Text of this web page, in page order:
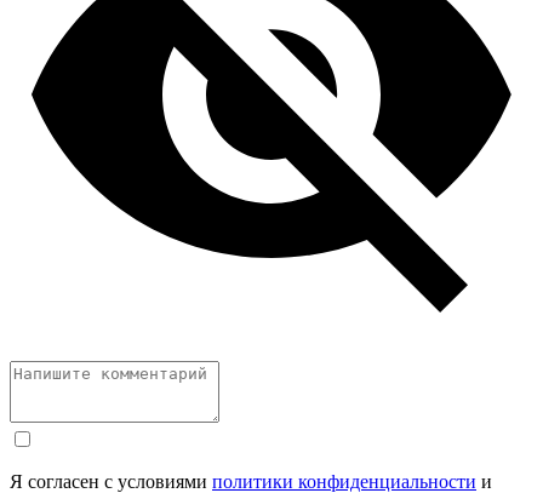
Я согласен с условиями политики конфиденциальности и